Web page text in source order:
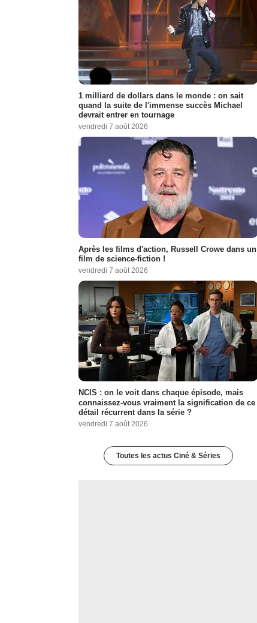
1 milliard de dollars dans le monde : on sait
quand la suite de l'immense succès Michael
devrait entrer en tournage
vendredi 7 août 2026
Après les films d'action, Russell Crowe dans un
film de science-fiction !
vendredi 7 août 2026
NCIS : on le voit dans chaque épisode, mais
connaissez-vous vraiment la signification de ce
détail récurrent dans la série ?
vendredi 7 août 2026
Toutes les actus Ciné & Séries